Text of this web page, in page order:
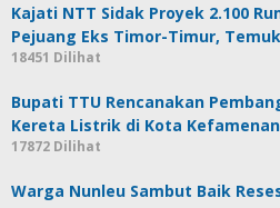
Kajati NTT Sidak Proyek 2.100
Pejuang Eks Timor-Timur,
18451 Dilihat
Bupati TTU Rencanakan
Kereta Listrik di Kota
17872 Dilihat
Warga Nunleu Sambut Baik